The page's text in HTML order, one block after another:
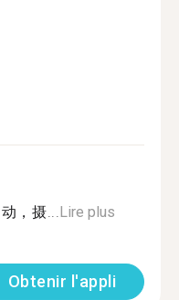
，摄...Lire plus
Obtenir l'appli